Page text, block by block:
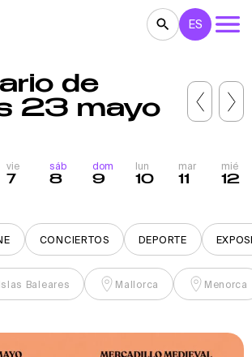
TEATRO
FESTIVALES DEPORTE
PARA NIÑOS BB NOTE
ES
de
23 mayo
vie
7
sáb
8
dom
9
lun
10
mar
11
mié
12
CONCIERTOS DEPORTE
Islas Baleares Mallorca Menorca